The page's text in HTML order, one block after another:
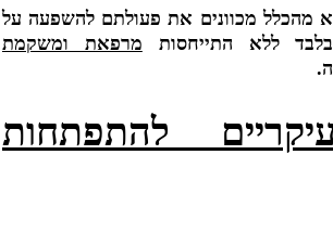
מהכלל מכוונים את פעולתם להשפעה על
ללא התייחסות מרפאת ומשקמת
להתפתחות